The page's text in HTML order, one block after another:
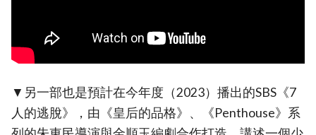
▼另一部也是預計在今年度（2023）播出的SBS《7
人的逃脫》，由《皇后的品格》、《Penthouse》系